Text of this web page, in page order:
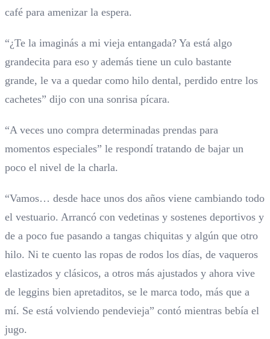
café para amenizar la espera.
“¿Te la imaginás a mi vieja entangada? Ya está algo
grandecita para eso y además tiene un culo bastante
grande, le va a quedar como hilo dental, perdido entre los
cachetes” dijo con una sonrisa pícara.
“A veces uno compra determinadas prendas para
momentos especiales” le respondí tratando de bajar un
poco el nivel de la charla.
“Vamos… desde hace unos dos años viene cambiando todo
el vestuario. Arrancó con vedetinas y sostenes deportivos y
de a poco fue pasando a tangas chiquitas y algún que otro
hilo. Ni te cuento las ropas de rodos los días, de vaqueros
elastizados y clásicos, a otros más ajustados y ahora vive
de leggins bien apretaditos, se le marca todo, más que a
mí. Se está volviendo pendevieja” contó mientras bebía el
jugo.